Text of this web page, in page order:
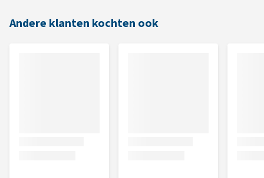
Andere klanten kochten ook